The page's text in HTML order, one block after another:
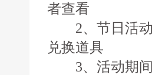
者查看
2、节日活动
兑换道具
3、活动期间